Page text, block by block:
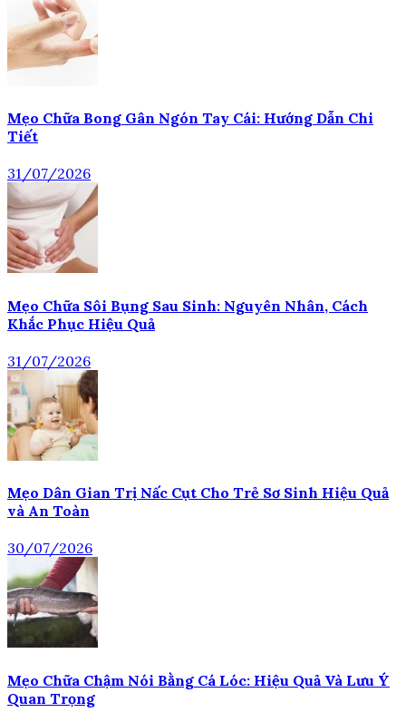
Mẹo Chữa Bong Gân Ngón Tay Cái: Hướng Dẫn Chi
Tiết
31/07/2026
Mẹo Chữa Sôi Bụng Sau Sinh: Nguyên Nhân, Cách
Khắc Phục Hiệu Quả
31/07/2026
Mẹo Dân Gian Trị Nấc Cụt Cho Trẻ Sơ Sinh Hiệu Quả
và An Toàn
30/07/2026
Mẹo Chữa Chậm Nói Bằng Cá Lóc: Hiệu Quả Và Lưu Ý
Quan Trọng